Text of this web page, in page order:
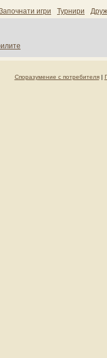
игри Турнири
Споразумение с потребителя|